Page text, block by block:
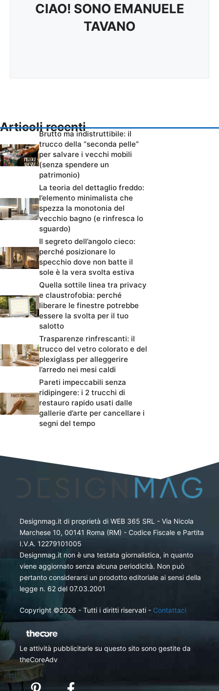
CIAO! SONO EMANUELE
TAVANO
Articoli recenti
Brutto ma indistruttibile: il
trucco della “seconda pelle”
per salvare i vecchi mobili
(senza spendere un
patrimonio)
La teoria del dettaglio freddo:
l’elemento minimalista che
spezza la monotonia del
vecchio bagno (e rinfresca lo
sguardo)
Il segreto dell’angolo cieco:
perché posizionare lo
specchio dove non batte il
sole è la vera svolta estiva
Quella sottile linea tra privacy
e claustrofobia: perché
liberare le finestre potrebbe
essere la svolta per il tuo
salotto
Trasparenze rinfrescanti: il
trucco del vetro colorato e del
plexiglass per alleggerire
l’arredo nei mesi caldi
Pareti impeccabili senza
ridipingere: i 2 trucchi di
restauro rapido usati dalle
gallerie d’arte per cancellare i
segni del tempo
Designmag.it di proprietà di WEB 365 SRL - Via Nicola
Marchese 10, 00141 Roma (RM) - Codice Fiscale e Partita
I.V.A. 12279101005
Designmag.it non è una testata giornalistica, in quanto
viene aggiornato senza alcuna periodicità. Non può
pertanto considerarsi un prodotto editoriale ai sensi della
legge n. 62 del 07.03.2001
Copyright ©2026 - Tutti i diritti riservati - Contattaci
Le attività pubblicitarie su questo sito sono gestite da
theCoreAdv